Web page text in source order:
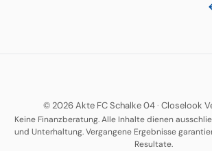
© 2026 Akte FC Schalke 04· Closelook
Keine Finanzberatung. Alle Inhalte dienen
und Unterhaltung. Vergangene Ergebnisse
Resultate.